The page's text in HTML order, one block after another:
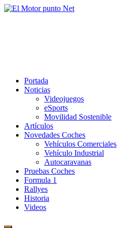
Saltar
Portada
Noticias
Videojuegos
eSports
Movilidad Sostenible
Artículos
Novedades Coches
Vehículos Comerciales
Vehículo Industrial
Autocaravanas
Pruebas Coches
Formula 1
Rallyes
Historia
Videos